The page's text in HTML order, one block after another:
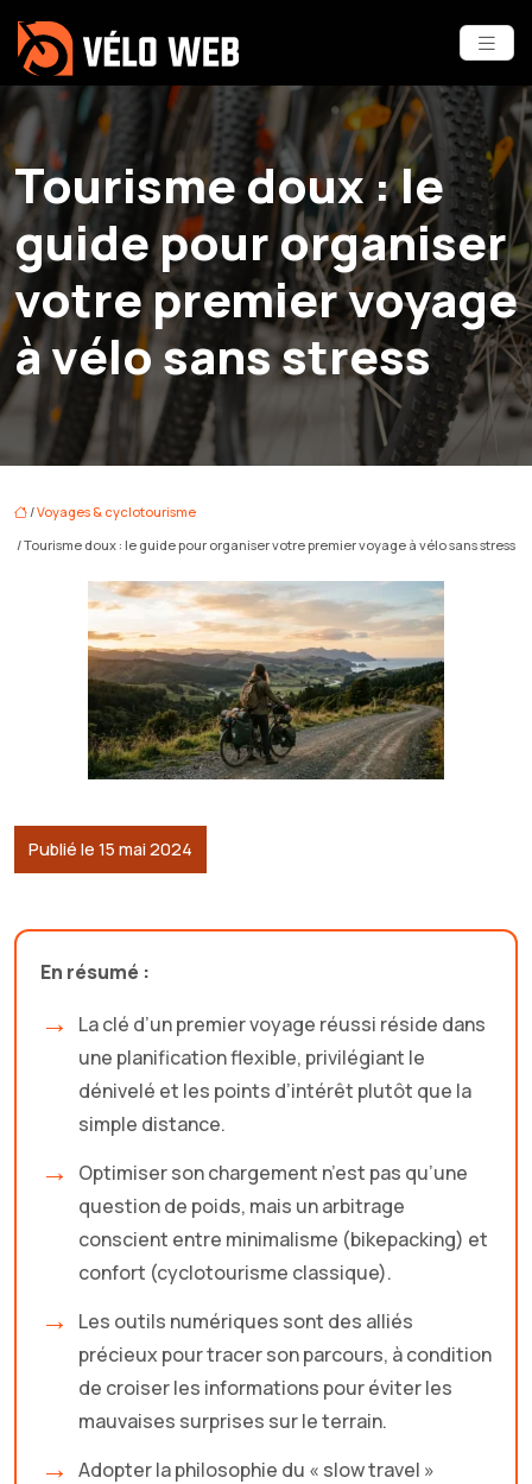
Tourisme doux : le
guide pour organiser
votre premier voyage
à vélo sans stress
/Voyages & cyclotourisme
/ Tourisme doux : le guide pour organiser votre premier voyage à vélo sans stress
Publié le 15 mai 2024
En résumé :
La clé d’un premier voyage réussi réside dans
une planification flexible, privilégiant le
dénivelé et les points d’intérêt plutôt que la
simple distance.
Optimiser son chargement n’est pas qu’une
question de poids, mais un arbitrage
conscient entre minimalisme (bikepacking) et
confort (cyclotourisme classique).
Les outils numériques sont des alliés
précieux pour tracer son parcours, à condition
de croiser les informations pour éviter les
mauvaises surprises sur le terrain.
Adopter la philosophie du « slow travel »